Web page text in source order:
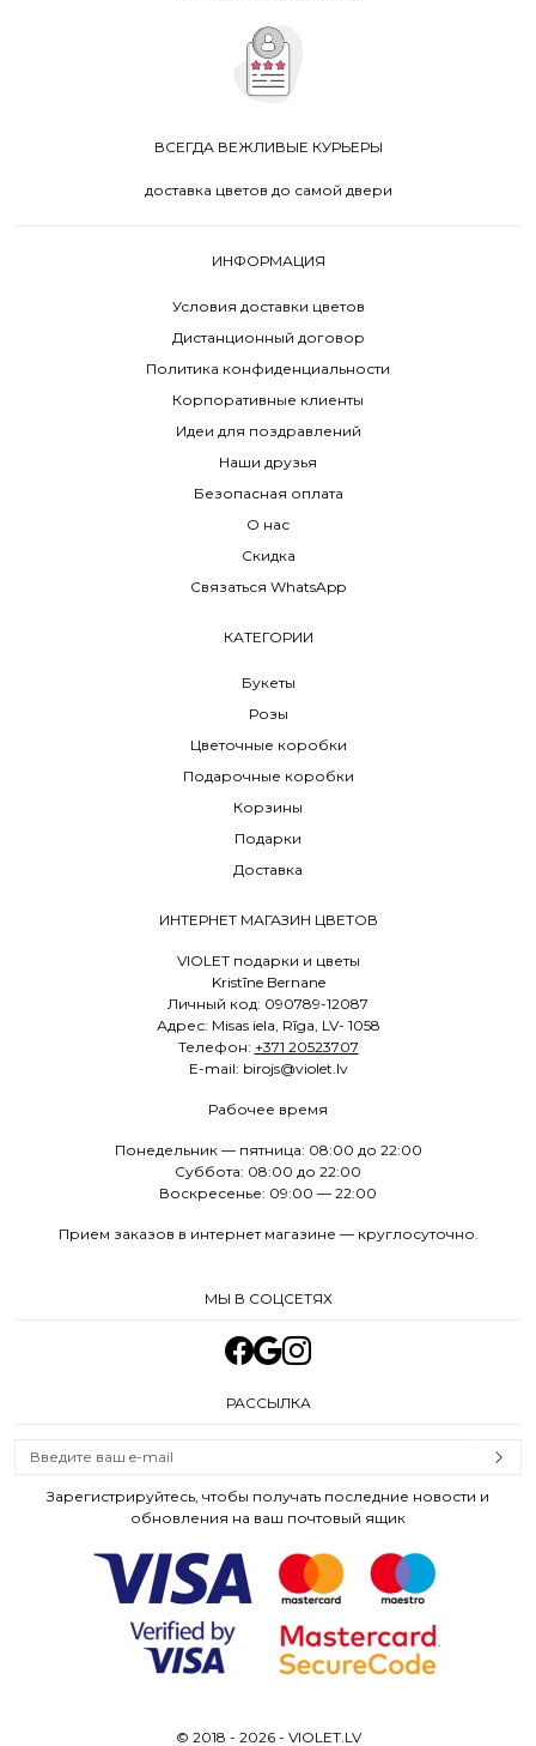
ВСЕГДА ВЕЖЛИВЫЕ КУРЬЕРЫ
доставка цветов до самой двери
ИНФОРМАЦИЯ
Условия доставки цветов
Дистанционный договор
Политика конфиденциальности
Корпоративные клиенты
Идеи для поздравлений
Наши друзья
Безопасная оплата
О нас
Скидка
Связаться WhatsApp
КАТЕГОРИИ
Букеты
Розы
Цветочные коробки
Подарочные коробки
Корзины
Подарки
Доставка
ИНТЕРНЕТ МАГАЗИН ЦВЕТОВ
VIOLET подарки и цветы
Kristīne Bernane
Личный код: 090789-12087
Адрес: Misas iela, Rīga, LV- 1058
Телефон: +371 20523707
E-mail: birojs@violet.lv
Рабочее время
Понедельник — пятница: 08:00 до 22:00
Суббота: 08:00 до 22:00
Воскресенье: 09:00 — 22:00
Прием заказов в интернет магазине — круглосуточно.
МЫ В СОЦСЕТЯХ
РАССЫЛКА
Зарегистрируйтесь, чтобы получать последние новости и
обновления на ваш почтовый ящик
© 2018 - 2026 - VIOLET.LV